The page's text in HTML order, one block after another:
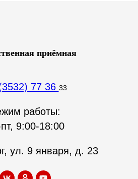
приёмная
77 36 33
работы:
9:00-18:00
ул. 9 января, д. 23